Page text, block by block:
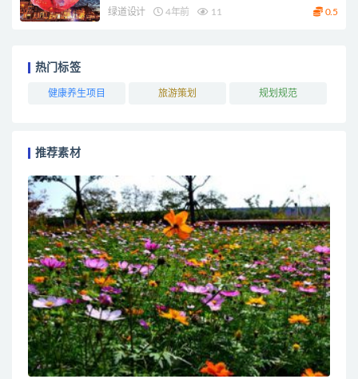
绿道设计 4年前 11 0.5
热门标签
健康养生项目 旅游策划 规划规范
推荐素材